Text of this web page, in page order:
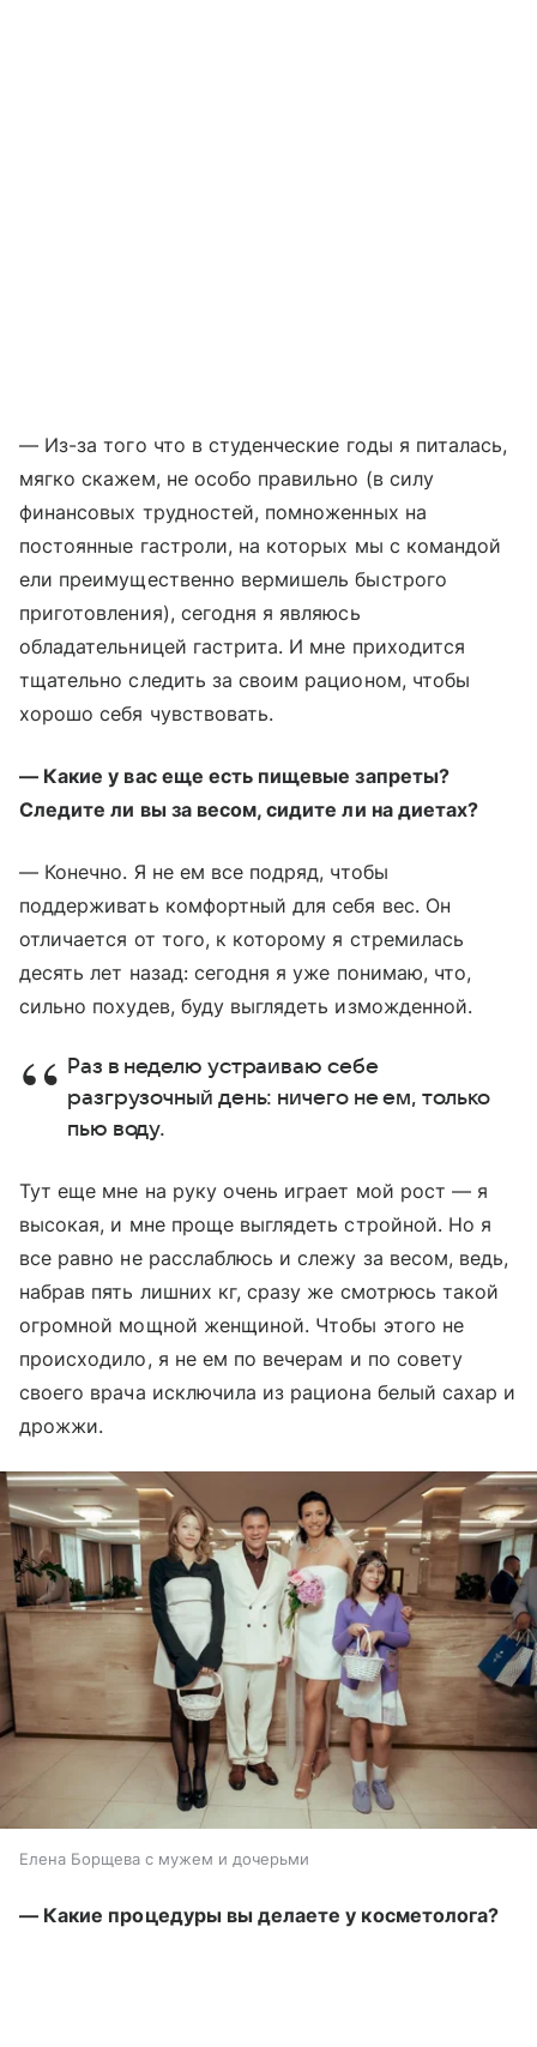
— Из-за того что в студенческие годы я питалась,
мягко скажем, не особо правильно (в силу
финансовых трудностей, помноженных на
постоянные гастроли, на которых мы с командой
ели преимущественно вермишель быстрого
приготовления), сегодня я являюсь
обладательницей гастрита. И мне приходится
тщательно следить за своим рационом, чтобы
хорошо себя чувствовать.
— Какие у вас еще есть пищевые запреты?
Следите ли вы за весом, сидите ли на диетах?
— Конечно. Я не ем все подряд, чтобы
поддерживать комфортный для себя вес. Он
отличается от того, к которому я стремилась
десять лет назад: сегодня я уже понимаю, что,
сильно похудев, буду выглядеть изможденной.
Раз в неделю устраиваю себе
разгрузочный день: ничего не ем, только
пью воду.
Тут еще мне на руку очень играет мой рост — я
высокая, и мне проще выглядеть стройной. Но я
все равно не расслаблюсь и слежу за весом, ведь,
набрав пять лишних кг, сразу же смотрюсь такой
огромной мощной женщиной. Чтобы этого не
происходило, я не ем по вечерам и по совету
своего врача исключила из рациона белый сахар и
дрожжи.
Елена Борщева с мужем и дочерьми
— Какие процедуры вы делаете у косметолога?